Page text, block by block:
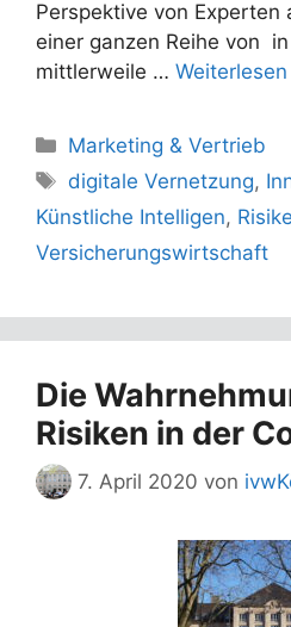
Perspektive von
einer ganzen Reihe von
mittlerweile …
Kategorien
Marketing & Vertrieb
Schlagwörter
digitale Vernetzung,
Künstliche Intelligen,
Versicherungswirtschaft
Die
Risiken in der
7. April 2020 von